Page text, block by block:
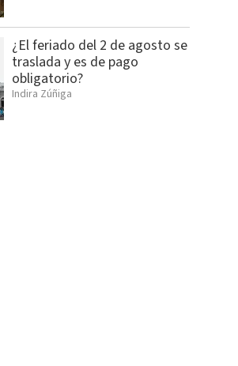
¿El feriado del 2 de agosto se
traslada y es de pago
obligatorio?
Indira Zúñiga